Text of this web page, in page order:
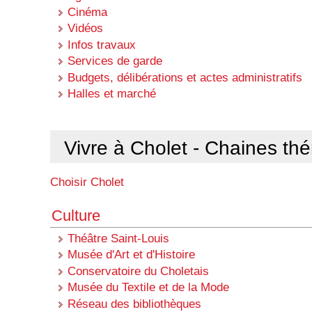
Cinéma
Vidéos
Infos travaux
Services de garde
Budgets, délibérations et actes administratifs
Halles et marché
Vivre à Cholet - Chaines
Choisir Cholet
Culture
Théâtre Saint-Louis
Musée d'Art et d'Histoire
Conservatoire du Choletais
Musée du Textile et de la Mode
Réseau des bibliothèques